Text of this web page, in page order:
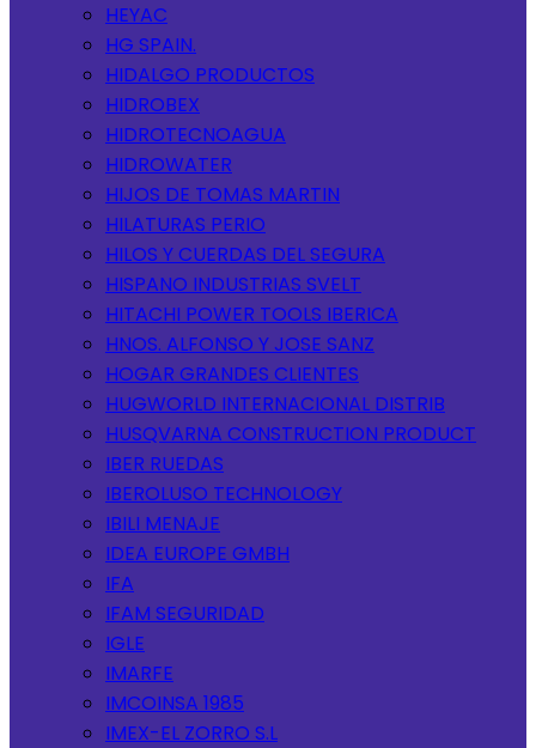
HEYAC
HG SPAIN.
HIDALGO PRODUCTOS
HIDROBEX
HIDROTECNOAGUA
HIDROWATER
HIJOS DE TOMAS MARTIN
HILATURAS PERIO
HILOS Y CUERDAS DEL SEGURA
HISPANO INDUSTRIAS SVELT
HITACHI POWER TOOLS IBERICA
HNOS. ALFONSO Y JOSE SANZ
HOGAR GRANDES CLIENTES
HUGWORLD INTERNACIONAL DISTRIB
HUSQVARNA CONSTRUCTION PRODUCT
IBER RUEDAS
IBEROLUSO TECHNOLOGY
IBILI MENAJE
IDEA EUROPE GMBH
IFA
IFAM SEGURIDAD
IGLE
IMARFE
IMCOINSA 1985
IMEX-EL ZORRO S.L